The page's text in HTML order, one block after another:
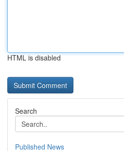
HTML is disabled
Search
Published News